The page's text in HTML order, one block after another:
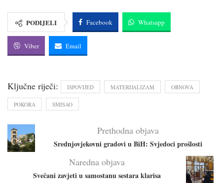
PODIJELI Facebook Whatsapp
Viber Email
Ključne riječi: ISPOVIJED MATERIJALIZAM OBNOVA
POKORA SMISAO
Prethodna objava
Srednjovjekovni gradovi u BiH: Svjedoci prošlosti
Naredna objava
Svečani zavjeti u samostanu sestara klarisa